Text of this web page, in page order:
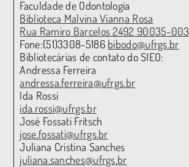
Faculdade de Odontologia
Biblioteca Malvina Vianna Rosa
Rua Ramiro Barcelos 2492 90035-003
Fone:(51)3308-5186 bibodo@ufrgs.br
Bibliotecárias de contato do SIEO:
Andressa Ferreira
andressa.ferreira@ufrgs.br
Ida Rossi
ida.rossi@ufrgs.br
José Fossati Fritsch
jose.fossati@ufrgs.br
Juliana Cristina Sanches
juliana.sanches@ufrgs.br